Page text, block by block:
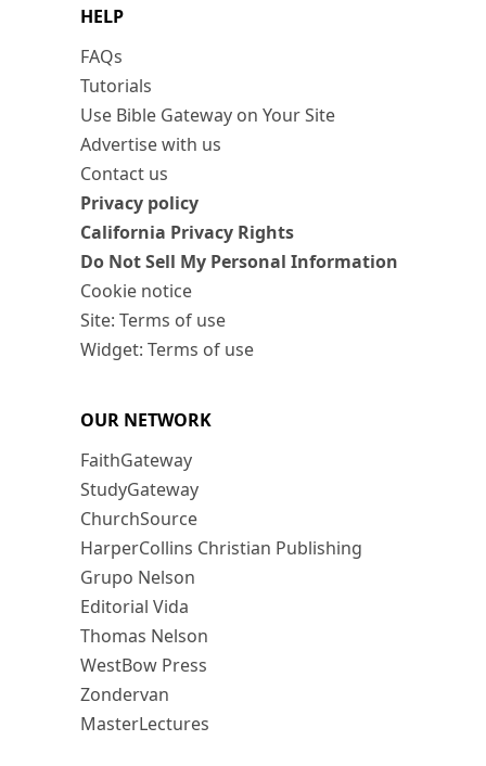
HELP
FAQs
Tutorials
Use Bible Gateway on Your Site
Advertise with us
Contact us
Privacy policy
California Privacy Rights
Do Not Sell My Personal Information
Cookie notice
Site: Terms of use
Widget: Terms of use
OUR NETWORK
FaithGateway
StudyGateway
ChurchSource
HarperCollins Christian Publishing
Grupo Nelson
Editorial Vida
Thomas Nelson
WestBow Press
Zondervan
MasterLectures